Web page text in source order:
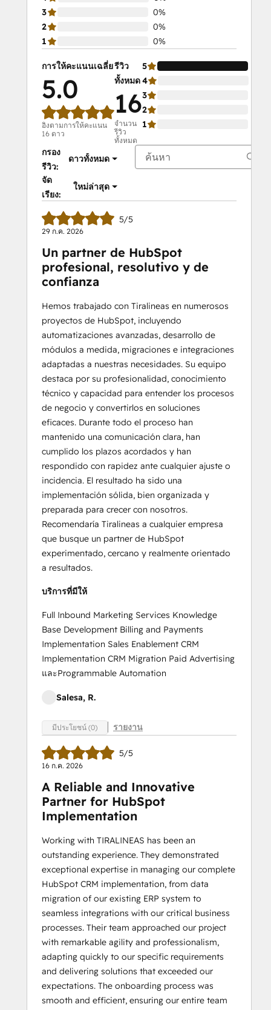
3
0%
2
0%
1
0%
การให้คะแนนเฉลี่ย
5.0
อิงตามการให้คะแนน
16 ดาว
รีวิว
ทั้งหมด
16
จำนวน
รีวิว
ทั้งหมด
5
4
3
2
1
กรอง
รีวิว:
ดาวทั้งหมด
จัด
เรียง:
ใหม่ล่าสุด
5/5
29 ก.ค. 2026
Un partner de HubSpot
profesional, resolutivo y de
confianza
Hemos trabajado con Tiralineas en numerosos
proyectos de HubSpot, incluyendo
automatizaciones avanzadas, desarrollo de
módulos a medida, migraciones e integraciones
adaptadas a nuestras necesidades. Su equipo
destaca por su profesionalidad, conocimiento
técnico y capacidad para entender los procesos
de negocio y convertirlos en soluciones
eficaces. Durante todo el proceso han
mantenido una comunicación clara, han
cumplido los plazos acordados y han
respondido con rapidez ante cualquier ajuste o
incidencia. El resultado ha sido una
implementación sólida, bien organizada y
preparada para crecer con nosotros.
Recomendaría Tiralineas a cualquier empresa
que busque un partner de HubSpot
experimentado, cercano y realmente orientado
a resultados.
บริการที่มีให้
Full Inbound Marketing Services Knowledge
Base Development Billing and Payments
Implementation Sales Enablement CRM
Implementation CRM Migration Paid Advertising
และProgrammable Automation
Salesa, R.
มีประโยชน์ (0) รายงาน
5/5
16 ก.ค. 2026
A Reliable and Innovative
Partner for HubSpot
Implementation
Working with TIRALINEAS has been an
outstanding experience. They demonstrated
exceptional expertise in managing our complete
HubSpot CRM implementation, from data
migration of our existing ERP system to
seamless integrations with our critical business
processes. Their team approached our project
with remarkable agility and professionalism,
adapting quickly to our specific requirements
and delivering solutions that exceeded our
expectations. The onboarding process was
smooth and efficient, ensuring our entire team